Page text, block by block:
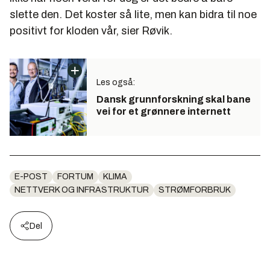
slette den. Det koster så lite, men kan bidra til noe
positivt for kloden vår, sier Røvik.
Les også:
Dansk grunnforskning skal bane
vei for et grønnere internett
E-POST FORTUM
KLIMA
NETTVERK OG INFRASTRUKTUR
STRØMFORBRUK
Del